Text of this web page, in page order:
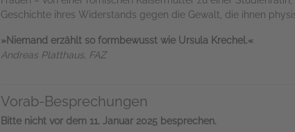
Geschichte ihres Widerstands gegen die Gewalt, die ihnen
»Niemand erzählt so formbewusst wie Ursula Krechel.«
Andreas Platthaus, FAZ
Vorab-Besprechungen
Bitte nicht vor dem 11. Januar 2025 besprechen.